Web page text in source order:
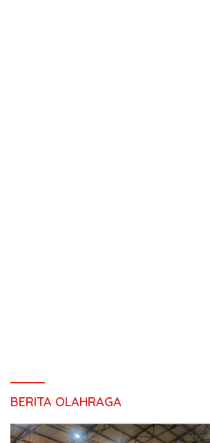
BERITA OLAHRAGA